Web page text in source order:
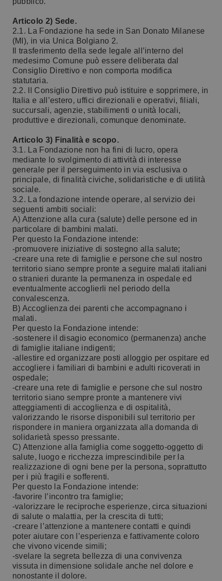
Articolo 2) Sede.
2.1. La Fondazione ha sede in San Donato Milanese
(MI), in via Unica Bolgiano 2.
Il trasferimento della sede legale all’interno del
medesimo Comune può essere deliberata dal
Consiglio Direttivo e non comporta modifica
statutaria.
2.2. Il Consiglio Direttivo può istituire e sopprimere, in
Italia e all’estero, uffici direzionali e operativi, filiali,
succursali, agenzie, stabilimenti o unità locali,
produttive e direzionali, comunque denominate.
Articolo 3) Finalità e scopo.
3.1. La Fondazione non ha fini di lucro, opera
mediante lo svolgimento di attività di interesse
generale per il perseguimento in via esclusiva o
principale, di finalità civiche, solidaristiche e di utilità
sociale.
3.2. La fondazione intende operare, al servizio dei
seguenti ambiti sociali:
A) Attenzione alla cura (salute) delle persone ed in
particolare di bambini malati.
Per questo la Fondazione intende:
-promuovere iniziative di sostegno alla salute;
-creare una rete di famiglie e persone che sul nostro
territorio siano sempre pronte a seguire malati italiani
o stranieri durante la permanenza in ospedale ed
eventualmente accoglierli nel periodo della
convalescenza.
B) Accoglienza dei parenti che accompagnano i
malati.
Per questo la Fondazione intende:
-sostenere il disagio economico (permanenza) anche
di famiglie italiane indigenti;
-allestire ed organizzare posti alloggio per ospitare ed
accogliere i familiari di bambini e adulti ricoverati in
ospedale;
-creare una rete di famiglie e persone che sul nostro
territorio siano sempre pronte a mantenere vivi
atteggiamenti di accoglienza e di ospitalità,
valorizzando le risorse disponibili sul territorio per
rispondere in maniera organizzata alla domanda di
solidarietà spesso pressante.
C) Attenzione alla famiglia come soggetto-oggetto di
salute, luogo e ricchezza imprescindibile per la
realizzazione di ogni bene per la persona, soprattutto
per i più fragili e sofferenti.
Per questo la Fondazione intende:
-favorire l’incontro tra famiglie;
-valorizzare le reciproche esperienze, circa situazioni
di salute o malattia, per la crescita di tutti;
-creare l’attenzione a mantenere contatti e quindi
poter aiutare con l’esperienza e fattivamente coloro
che vivono vicende simili;
-svelare la segreta bellezza di una convivenza
vissuta in dimensione solidale anche nel dolore e
nonostante il dolore.